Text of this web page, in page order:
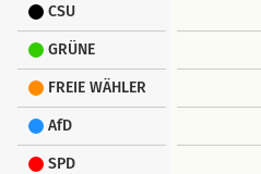
CSU
GRÜNE
FREIE WÄHLER
AfD
SPD